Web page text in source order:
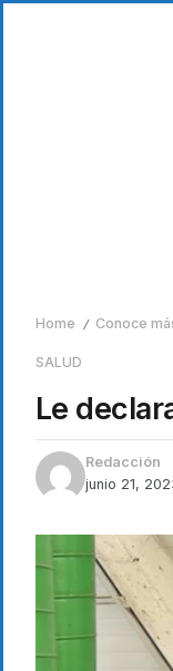
Home / Conoce
SALUD
Le
Redacción
junio 21,